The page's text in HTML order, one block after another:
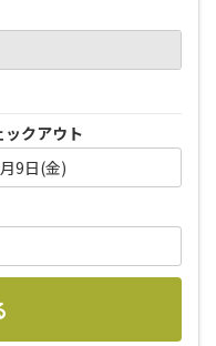
ックアウト
9日(金)